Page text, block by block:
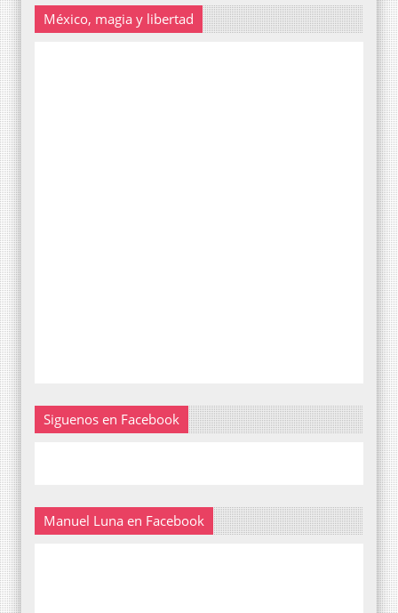
México, magia y libertad
Siguenos en Facebook
Manuel Luna en Facebook